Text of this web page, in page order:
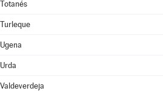
Totanés
Turleque
Ugena
Urda
Valdeverdeja